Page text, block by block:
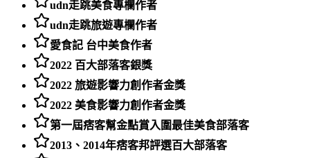
udn走跳美食專欄作者
udn走跳旅遊專欄作者
愛食記 台中美食作者
2022 百大部落客銀獎
2022 旅遊影響力創作者金獎
2022 美食影響力創作者金獎
第一屆痞客幫金點賞入圍最佳美食部落客
2013、2014年痞客邦評選百大部落客